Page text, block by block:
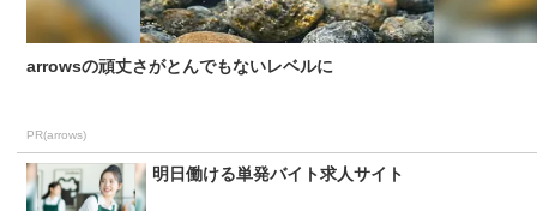
arrowsの頑丈さがとんでもないレベルに
PR(arrows)
明日働ける単発バイト求人サイト